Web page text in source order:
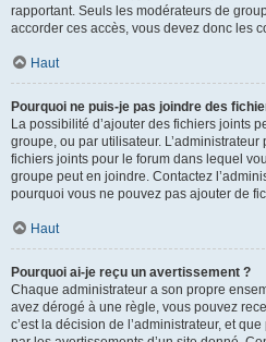
rapportant. Seuls les modérateurs de
accorder ces accès, vous devez donc les
Haut
Pourquoi ne puis-je pas joindre des
La possibilité d’ajouter des fichiers joints
groupe, ou par utilisateur.
fichiers joints pour le forum dans lequel
groupe peut en joindre. Contactez
pourquoi vous ne pouvez pas ajouter de
Haut
Pourquoi ai-je reçu un avertissement ?
Chaque administrateur a son propre
avez dérogé à une règle, vous pouvez
c’est la décision de l’administrateur, et